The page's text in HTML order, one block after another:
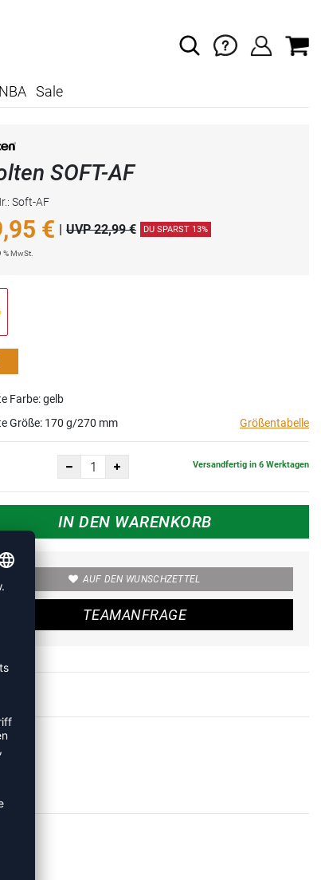
NBA Sale
SOFT-AF
Soft-AF
€ | UVP 22,99 € DU SPARST 13%
% MwSt.
Farbe: gelb
Größe: 170 g/270 mm Größentabelle
Versandfertig in 6 Werktagen
IN DEN WARENKORB
AUF DEN WUNSCHZETTEL
TEAMANFRAGE